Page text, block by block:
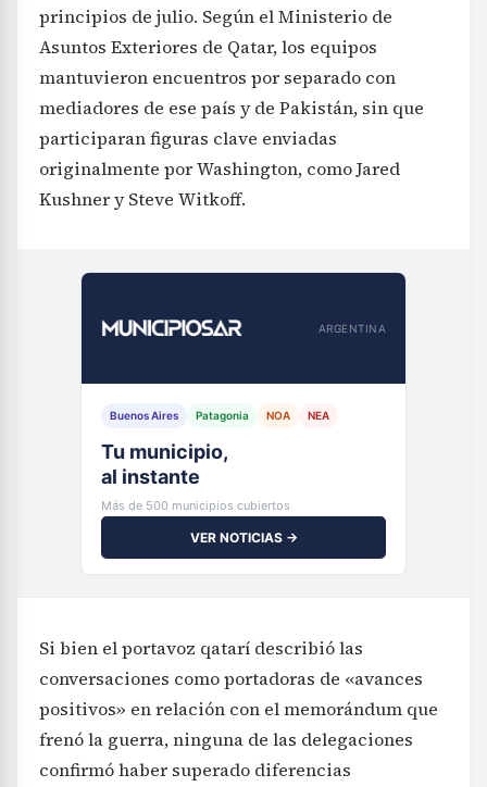
principios de julio. Según el Ministerio de
Asuntos Exteriores de Qatar, los equipos
mantuvieron encuentros por separado con
mediadores de ese país y de Pakistán, sin que
participaran figuras clave enviadas
originalmente por Washington, como Jared
Kushner y Steve Witkoff.
ARGENTINA
Buenos Aires Patagonia NOA NEA
Tu municipio,
al instante
Más de 500 municipios cubiertos
VER NOTICIAS →
Si bien el portavoz qatarí describió las
conversaciones como portadoras de «avances
positivos» en relación con el memorándum que
frenó la guerra, ninguna de las delegaciones
confirmó haber superado diferencias